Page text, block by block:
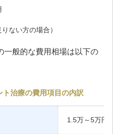
ない方の場合）
一般的な費用相場は以下の
ト治療の費用項目の内訳
1.5万～5万円